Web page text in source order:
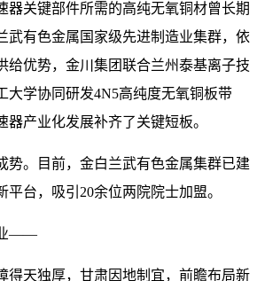
器关键部件所需的高纯无氧铜材曾长期
武有色金属国家级先进制造业集群，依
给优势，金川集团联合兰州泰基离子技
大学协同研发4N5高纯度无氧铜板带
器产业化发展补齐了关键短板。
势。目前，金白兰武有色金属集群已建
平台，吸引20余位两院院士加盟。
业——
得天独厚，甘肃因地制宜，前瞻布局新